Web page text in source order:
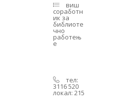
виш
соработн
ик за
библиоте
чно
работењ
е
тел:
3116 520
локал: 215